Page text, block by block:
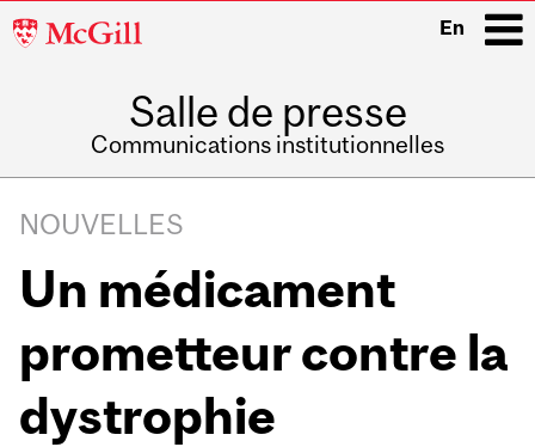
McGill
En
Salle de presse
Communications institutionnelles
navigation
NOUVELLES
Un médicament
prometteur contre la
dystrophie
Related
Content